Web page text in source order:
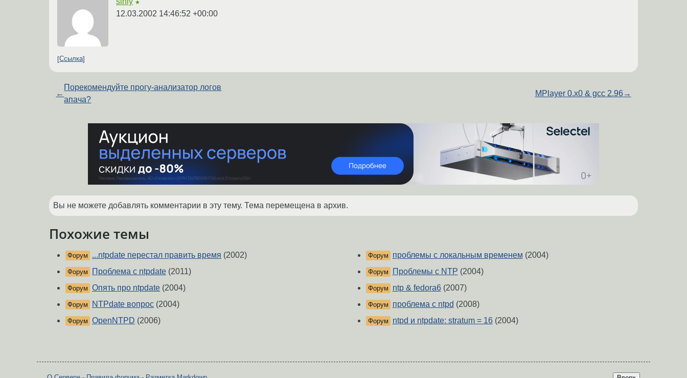
★
12.03.2002 14:46:52 +00:00
Ссылка
←
Порекомендуйте прогу-анализатор логов
апача?
MPlayer 0.x0 & gcc 2.96→
Вы не можете добавлять комментарии в эту тему. Тема перемещена в архив.
Похожие темы
Форум ...ntpdate перестал править время (2002)
Форум Проблема с ntpdate (2011)
Форум Опять про ntpdate (2004)
Форум NTPdate вопрос (2004)
Форум OpenNTPD (2006)
Форум проблемы с локальным временем (2004)
Форум Проблемы с NTP (2004)
Форум ntp & fedora6(2007)
Форум проблема c ntpd (2008)
Форум ntpd и ntpdate: stratum = 16(2004)